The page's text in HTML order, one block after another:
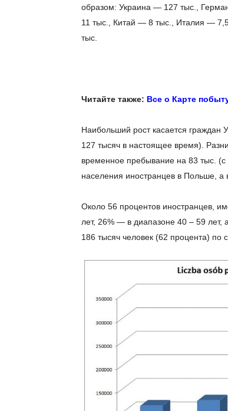
образом: Украина — 127 тыс.,
11 тыс., Китай — 8 тыс., Италия —
тыс.
Читайте также: Все о Карте
Наибольший рост касается граждан
127 тысяч в настоящее время).
временное пребывание на 83 тыс.
населения иностранцев в Польше, а
Около 56 процентов иностранцев,
лет, 26% — в диапазоне 40 – 59
186 тысяч человек (62 процента) по